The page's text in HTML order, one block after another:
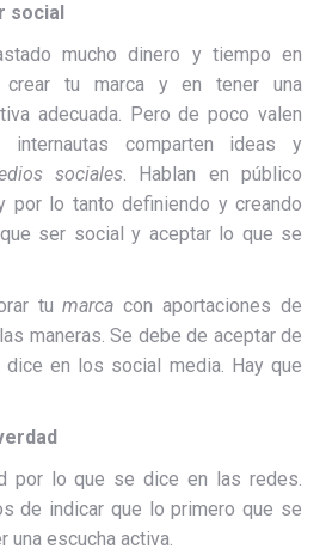
social
mucho dinero y tiempo en
tu marca y en tener una
adecuada. Pero de poco valen
internautas comparten ideas y
sociales. Hablan en público
por lo tanto definiendo y creando
ser social y aceptar lo que se
tumarca con aportaciones de
maneras. Se debe de aceptar de
en los social media. Hay que
por lo que se dice en las redes.
de indicar que lo primero que se
una escucha activa.